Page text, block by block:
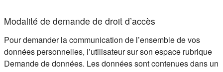
Modalité de demande de droit d’accès
Pour demander la communication de l’ensemble de vos
données personnelles, l’utilisateur sur son espace rubrique
Demande de données. Les données sont contenues dans un